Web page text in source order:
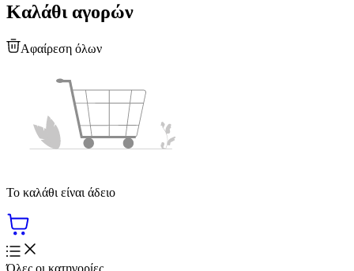
Καλάθι αγορών
Αφαίρεση όλων
Το καλάθι είναι άδειο
Όλες οι κατηγορίες